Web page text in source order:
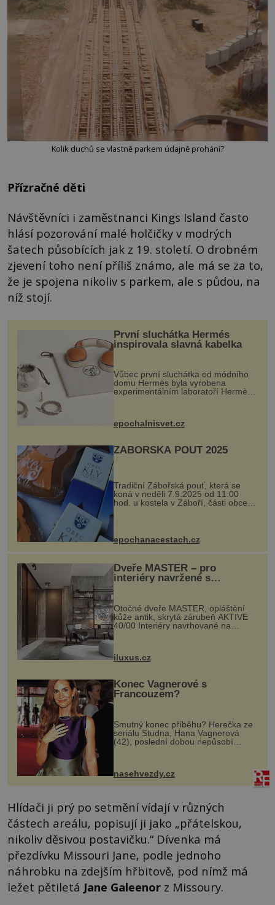
Kolik duchů se vlastně parkem údajně prohání?
Přízračné děti
Návštěvníci i zaměstnanci Kings Island často
hlásí pozorování malé holčičky v modrých
šatech působících jak z 19. století. O drobném
zjevení toho není příliš známo, ale má se za to,
že je spojena nikoliv s parkem, ale s půdou, na
níž stojí.
První sluchátka Hermés
inspirovala slavná kabelka
Vůbec první sluchátka od módního
domu Hermès byla vyrobena
experimentálním laboratoří Hermès
kovový...
epochalnisvet.cz
ZÁBOŘSKÁ POUŤ 2025
Tradiční Zábořská pouť, která se
koná v neděli 7.9.2025 od 11:00
hod. u kostela v Záboří, části obce
Kly u Mělníka. V programu naleznete
komentovanou prohlídku kostela,
epochanacestach.cz
Dveře MASTER – pro
interiéry navržené s
rozumem i vášní!
Otočné dveře MASTER, opláštění
kůže antik, skrytá zárubeň AKTIVE
40/00 Interiéry navrhované na
zakázku často vyžadují atypické
rozměry nejen nábytku, ale i
dnes umož...
iluxus.cz
Konec Vagnerové s
Francouzem?
Smutný konec příběhu? Herečka ze
seriálu Studna, Hana Vagnerová
(42), poslední dobou nepůsobí
nasehvezdy.cz
Hlídači ji prý po setmění vídají v různých
částech areálu, popisují ji jako „přátelskou,
nikoliv děsivou postavičku.“ Dívenka má
přezdívku Missouri Jane, podle jednoho
náhrobku na zdejším hřbitově, pod nímž má
ležet pětiletá Jane Galeenor z Missoury.